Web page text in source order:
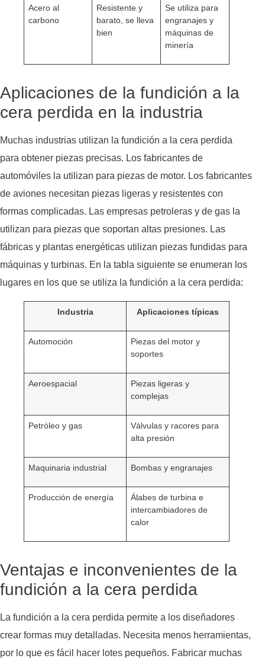
Acero al
carbono
Resistente y
barato, se lleva
bien
Se utiliza para
engranajes y
máquinas de
minería
Aplicaciones de la fundición a la
cera perdida en la industria
Muchas industrias utilizan la fundición a la cera perdida
para obtener piezas precisas. Los fabricantes de
automóviles la utilizan para piezas de motor. Los fabricantes
de aviones necesitan piezas ligeras y resistentes con
formas complicadas. Las empresas petroleras y de gas la
utilizan para piezas que soportan altas presiones. Las
fábricas y plantas energéticas utilizan piezas fundidas para
máquinas y turbinas. En la tabla siguiente se enumeran los
lugares en los que se utiliza la fundición a la cera perdida:
Industria Aplicaciones típicas
Automoción
Piezas del motor y
soportes
Aeroespacial
Piezas ligeras y
complejas
Petróleo y gas
Válvulas y racores para
alta presión
Maquinaria industrial Bombas y engranajes
Producción de energía
Álabes de turbina e
intercambiadores de
calor
Ventajas e inconvenientes de la
fundición a la cera perdida
La fundición a la cera perdida permite a los diseñadores
crear formas muy detalladas. Necesita menos herramientas,
por lo que es fácil hacer lotes pequeños. Fabricar muchas